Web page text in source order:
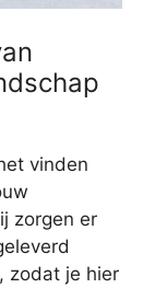
vinden
zorgen er
zodat je hier